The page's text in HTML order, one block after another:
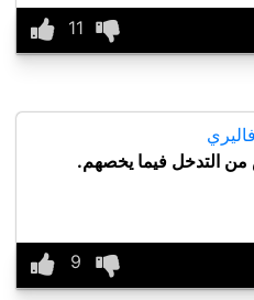
التدخل فيما يخصهم.